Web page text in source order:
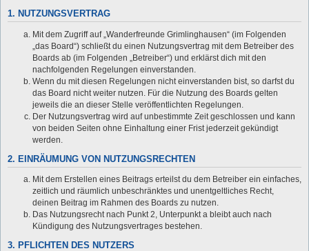
1. NUTZUNGSVERTRAG
Mit dem Zugriff auf „Wanderfreunde Grimlinghausen“ (im Folgenden
„das Board“) schließt du einen Nutzungsvertrag mit dem Betreiber des
Boards ab (im Folgenden „Betreiber“) und erklärst dich mit den
nachfolgenden Regelungen einverstanden.
Wenn du mit diesen Regelungen nicht einverstanden bist, so darfst du
das Board nicht weiter nutzen. Für die Nutzung des Boards gelten
jeweils die an dieser Stelle veröffentlichten Regelungen.
Der Nutzungsvertrag wird auf unbestimmte Zeit geschlossen und kann
von beiden Seiten ohne Einhaltung einer Frist jederzeit gekündigt
werden.
2. EINRÄUMUNG VON NUTZUNGSRECHTEN
Mit dem Erstellen eines Beitrags erteilst du dem Betreiber ein einfaches,
zeitlich und räumlich unbeschränktes und unentgeltliches Recht,
deinen Beitrag im Rahmen des Boards zu nutzen.
Das Nutzungsrecht nach Punkt 2, Unterpunkt a bleibt auch nach
Kündigung des Nutzungsvertrages bestehen.
3. PFLICHTEN DES NUTZERS